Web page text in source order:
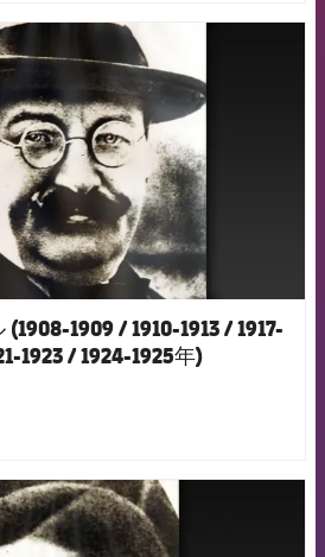
FCB Barcelona badge
1909 / 1910-1913 / 1917-
1923 / 1924-1925年)
FCB Barcelona badge